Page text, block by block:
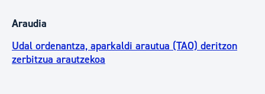
Araudia
Udal ordenantza, aparkaldi arautua (TAO) deritzon
zerbitzua arautzekoa